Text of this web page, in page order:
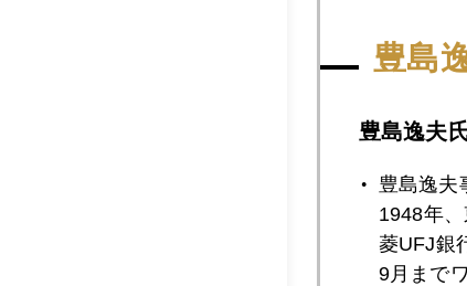
2017年
豊島
豊島逸夫
豊島逸夫
1948年
菱UFJ銀
9月まで